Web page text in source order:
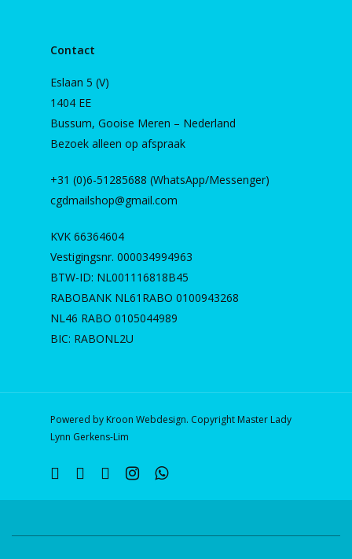
Contact
Eslaan 5 (V)
1404 EE
Bussum, Gooise Meren – Nederland
Bezoek alleen op afspraak
+31 (0)6-51285688 (WhatsApp/Messenger)
cgdmailshop@gmail.com
KVK 66364604
Vestigingsnr. 000034994963
BTW-ID: NL001116818B45
RABOBANK NL61RABO 0100943268
NL46 RABO 0105044989
BIC: RABONL2U
Powered by Kroon Webdesign. Copyright Master Lady
Lynn Gerkens-Lim
twitter facebooklinkedininstagramwhatsapp